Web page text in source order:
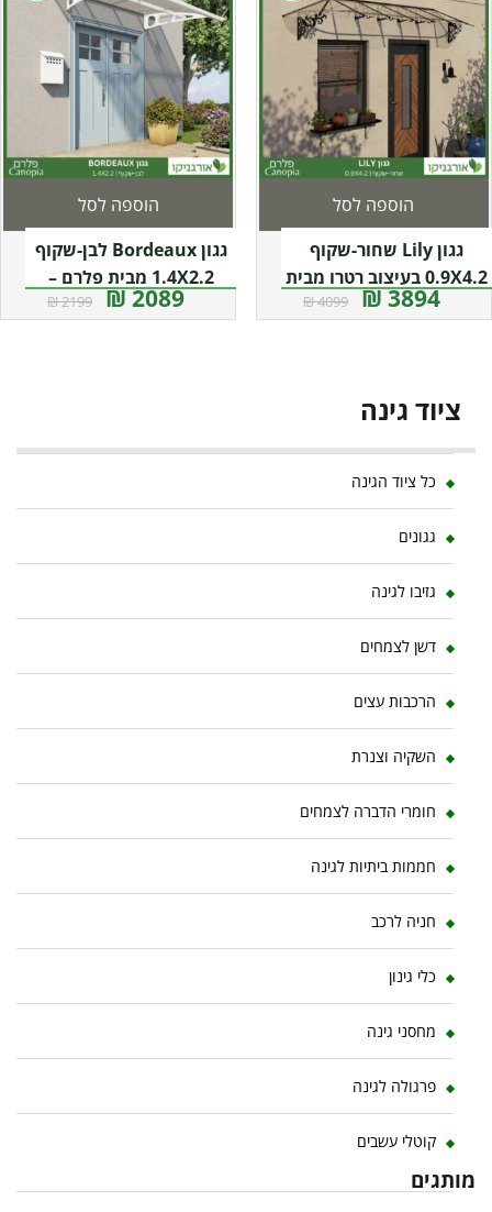
גגון Lily שחור-שקוף
0.9X4.2 בעיצוב רטרו מבית
פלרם – Canopia
3894 ₪
4099 ₪
הוספה לסל
גגון Bordeaux לבן-שקוף
1.4X2.2 מבית פלרם –
Canopia
2089 ₪
2199 ₪
הוספה לסל
ציוד גינה
כל ציוד הגינה
גגונים
גזיבו לגינה
דשן לצמחים
הרכבות עצים
השקיה וצנרת
חומרי הדברה לצמחים
חממות ביתיות לגינה
חניה לרכב
כלי גינון
מחסני גינה
פרגולה לגינה
קוטלי עשבים
מותגים